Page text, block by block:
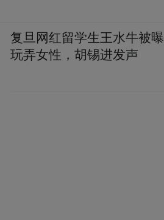
复旦网红留学生王水牛被曝
玩弄女性，胡锡进发声